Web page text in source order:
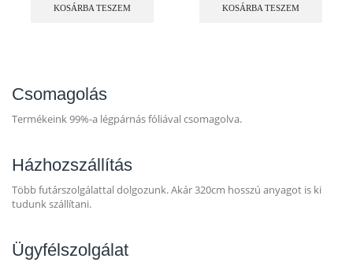
KOSÁRBA TESZEM KOSÁRBA TESZEM
Csomagolás
Termékeink 99%-a légpárnás fóliával csomagolva.
Házhozszállítás
Több futárszolgálattal dolgozunk. Akár 320cm hosszú anyagot is ki
tudunk szállítani.
Ügyfélszolgálat